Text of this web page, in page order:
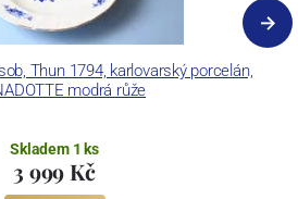
Thun 1794, karlovarský porcelán,
modrá růže
Skladem 1 ks
3 999 Kč